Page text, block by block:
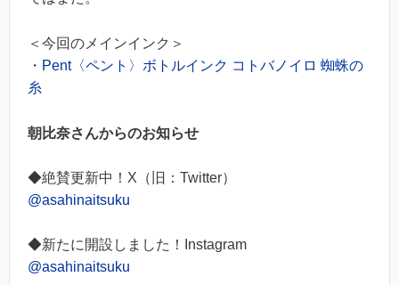
＜今回のメインインク＞
・ Pent〈ペント〉ボトルインク コトバノイロ 蜘蛛の
糸
朝比奈さんからのお知らせ
◆絶賛更新中！X（旧：Twitter）
@asahinaitsuku
◆新たに開設しました！Instagram
@asahinaitsuku